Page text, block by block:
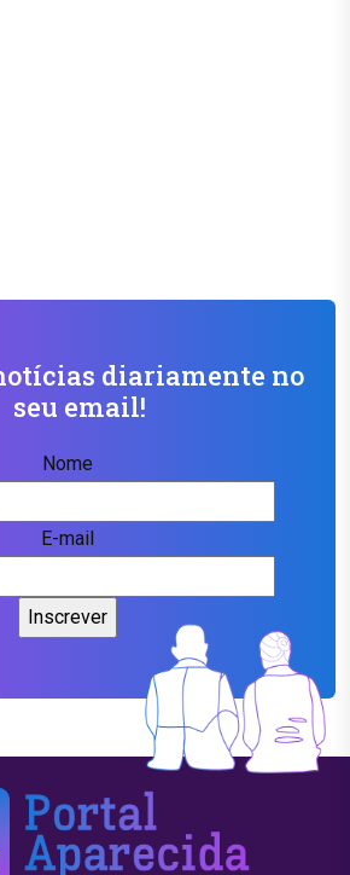
diariamente no
seu email!
Nome
E-mail